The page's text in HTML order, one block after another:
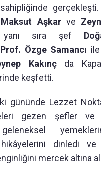
Maksut Aşkarve
yanı sıra şef
Prof. Özge Samancı
Kakınçda
keşfetti.
gününde Lezzet
gezen şefler ve
geleneksel
dinledi ve
mercek altına